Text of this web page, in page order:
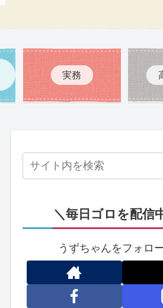
実務
＼毎日ゴロを配信
うずちゃんをフォロ